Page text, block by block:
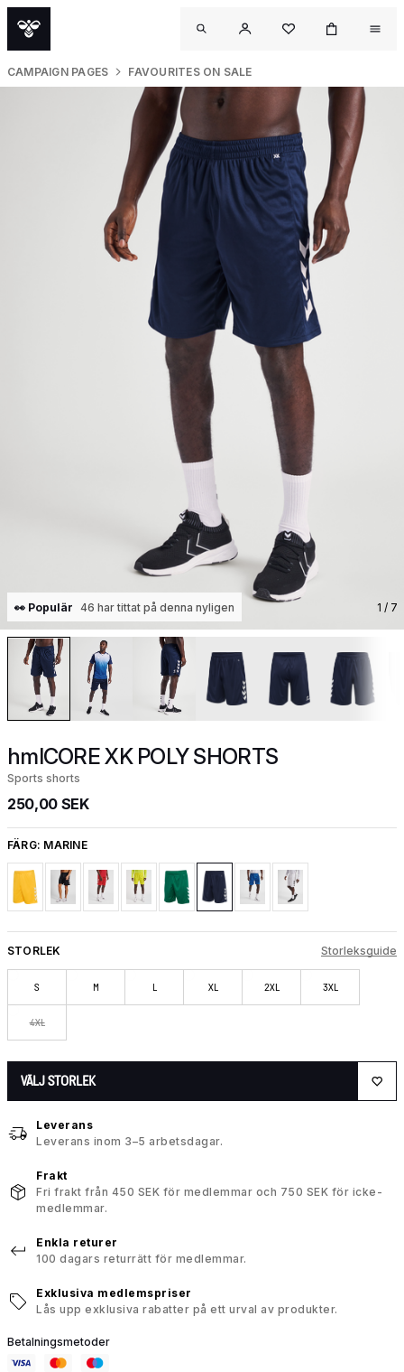
CAMPAIGN PAGES FAVOURITES ON SALE
👀 Populär 46 har tittat på denna nyligen 1 / 7
hmlCORE XK POLY SHORTS
Sports shorts
250,00 SEK
FÄRG: MARINE
STORLEK Storleksguide
S M L XL 2XL 3XL
4XL
VÄLJ STORLEK
Leverans
Leverans inom 3–5 arbetsdagar.
Frakt
Fri frakt från 450 SEK för medlemmar och 750 SEK för icke-
medlemmar.
Enkla returer
100 dagars returrätt för medlemmar.
Exklusiva medlemspriser
Lås upp exklusiva rabatter på ett urval av produkter.
Betalningsmetoder